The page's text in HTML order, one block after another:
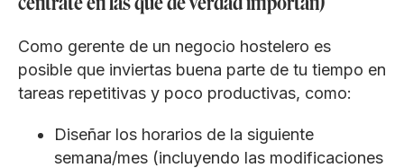
Como gerente de un negocio hostelero es
posible que inviertas buena parte de tu tiempo en
tareas repetitivas y poco productivas, como:
Diseñar los horarios de la siguiente
semana/mes (incluyendo las modificaciones